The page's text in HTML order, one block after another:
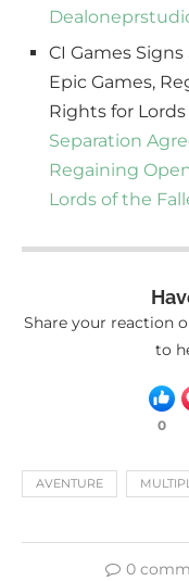
Deal
CI Games
Epic Games,
Rights for
Separation
Regaining
Lords of the
Share your reaction
to
0
AVENTURE
0